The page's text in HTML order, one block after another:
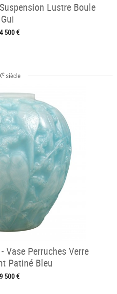
Lustre Boule
Gui
500 €
esiècle
Vase Perruches Verre
Patiné Bleu
500 €